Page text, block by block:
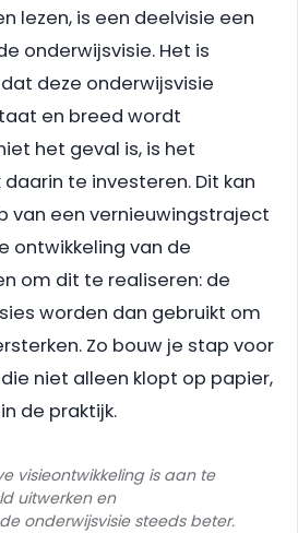
lezen, is een deelvisie een
onderwijsvisie. Het is
deze onderwijsvisie
en breed wordt
het geval is, is het
te investeren. Dit kan
van een vernieuwingstraject
ontwikkeling van de
om dit te realiseren: de
worden dan gebruikt om
Zo bouw je stap voor
niet alleen klopt op papier,
de praktijk.
visieontwikkeling is aan te
uitwerken en
onderwijsvisie steeds beter.